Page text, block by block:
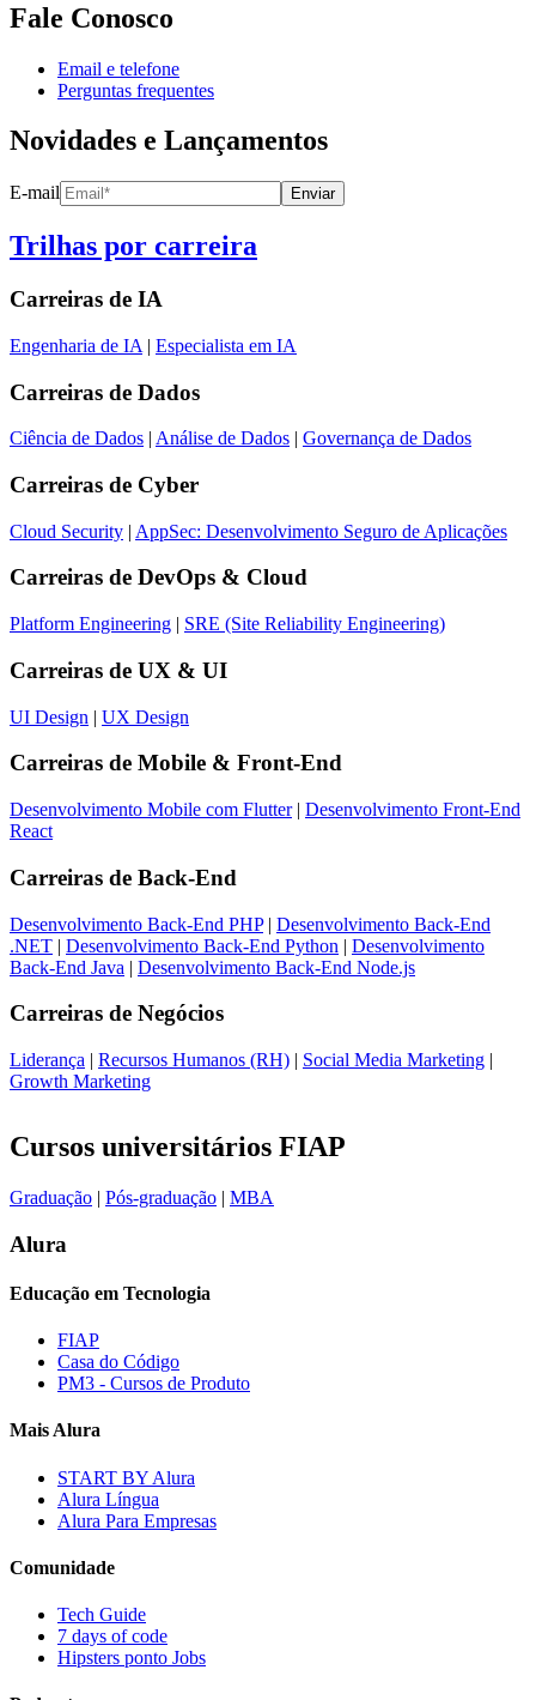
Fale Conosco
Email e telefone
Perguntas frequentes
Novidades e Lançamentos
E-mail Enviar
Trilhas por carreira
Carreiras de IA
Engenharia de IA | Especialista em IA
Carreiras de Dados
Ciência de Dados | Análise de Dados | Governança de Dados
Carreiras de Cyber
Cloud Security | AppSec: Desenvolvimento Seguro de Aplicações
Carreiras de DevOps & Cloud
Platform Engineering | SRE (Site Reliability Engineering)
Carreiras de UX & UI
UI Design | UX Design
Carreiras de Mobile & Front-End
Desenvolvimento Mobile com Flutter| Desenvolvimento Front-End
React
Carreiras de Back-End
Desenvolvimento Back-End PHP| Desenvolvimento Back-End
.NET | Desenvolvimento Back-End Python | Desenvolvimento
Back-End Java | Desenvolvimento Back-End Node.js
Carreiras de Negócios
Liderança | Recursos Humanos (RH) | Social Media Marketing |
Growth Marketing
Cursos universitários FIAP
Graduação | Pós-graduação | MBA
Alura
Educação em Tecnologia
FIAP
Casa do Código
PM3 - Cursos de Produto
Mais Alura
START BY Alura
Alura Língua
Alura Para Empresas
Comunidade
Tech Guide
7 days of code
Hipsters ponto Jobs